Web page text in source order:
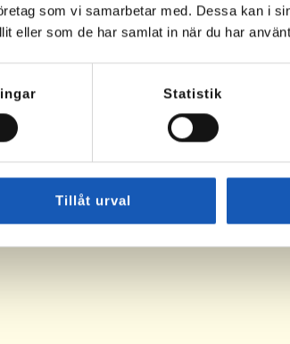
som vi samarbetar med. Dessa kan i
eller som de har samlat in när du har
Statistik
Tillåt urval